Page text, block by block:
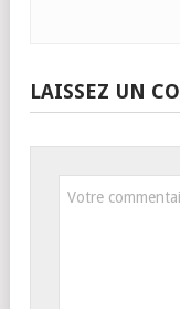
LAISSEZ UN